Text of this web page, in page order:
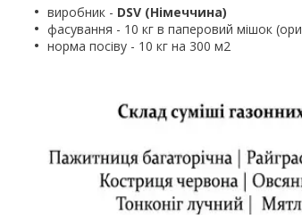
виробник - DSV (Німеччина)
фасування - 10 кг в паперовий мішок
норма посіву - 10 кг на 300 м2